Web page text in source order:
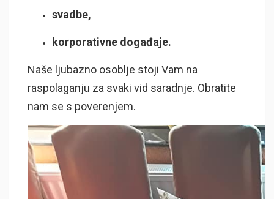
svadbe,
korporativne događaje.
Naše ljubazno osoblje stoji Vam na
raspolaganju za svaki vid saradnje. Obratite
nam se s poverenjem.